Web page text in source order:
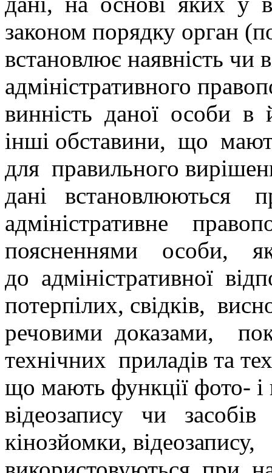
законом порядку орган
встановлює наявність чи
адміністративного
винність даної особи в
інші обставини, що
для правильного
дані встановлюються
адміністративне
поясненнями особи,
до адміністративної
потерпілих, свідків,
речовими доказами,
технічних приладів та
що мають функції фото-
відеозапису чи
кінозйомки,